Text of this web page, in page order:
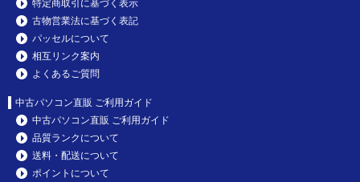
特定商取引に基づく表示
古物営業法に基づく表記
パッセルについて
相互リンク案内
よくあるご質問
中古パソコン直販 ご利用ガイド
中古パソコン直販 ご利用ガイド
品質ランクについて
送料・配送について
ポイントについて